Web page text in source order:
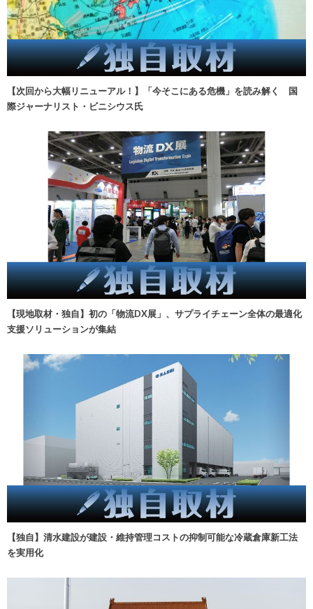
【次回から大幅リニューアル！】「今そこにある危機」を読み解く 国
際ジャーナリスト・ビニシウス氏
【現地取材・独自】初の「物流DX展」、サプライチェーン全体の最適化
支援ソリューションが集結
【独自】清水建設が建設・維持管理コストの抑制可能な冷蔵倉庫新工法
を実用化